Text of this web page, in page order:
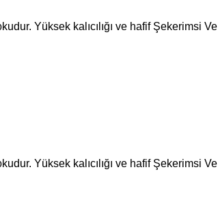
Yüksek kalıcılığı ve hafif Şekerimsi Ve
Yüksek kalıcılığı ve hafif Şekerimsi Ve